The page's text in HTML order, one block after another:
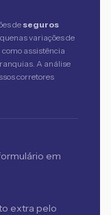
de seguros
variações de
assistência
A análise
corretores
em
extra pelo